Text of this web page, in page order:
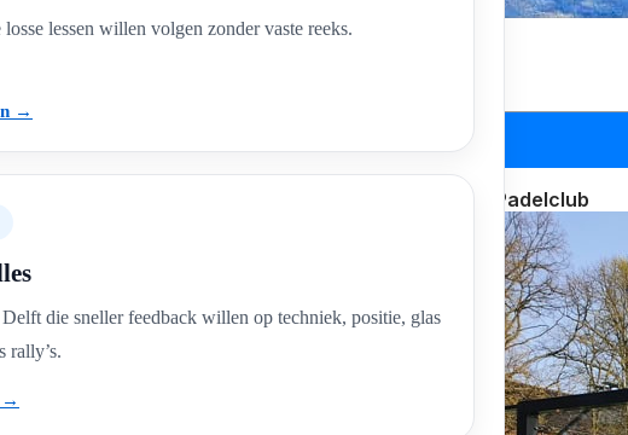
Estate Padelclub
lessen willen volgen zonder vaste reeks.
→
die sneller feedback willen op techniek, positie, glas
rally’s.
→